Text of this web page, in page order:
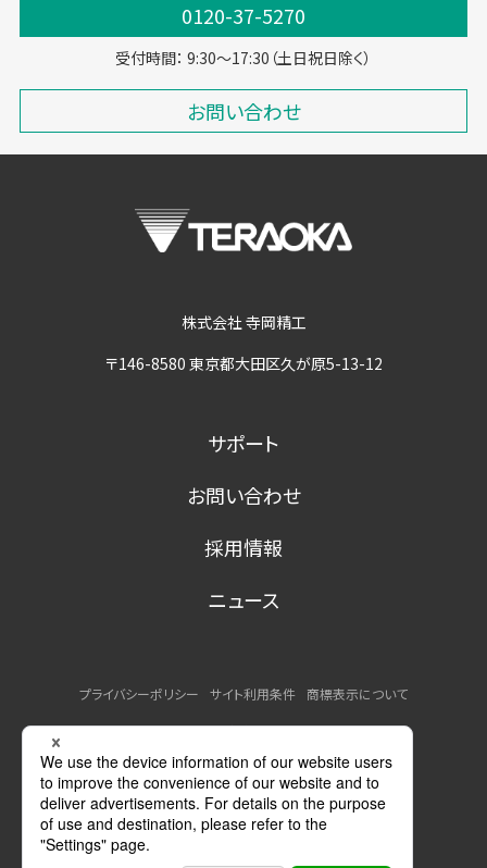
0120-37-5270
受付時間： 9:30～17:30（土日祝日除く）
お問い合わせ
株式会社 寺岡精工
〒146-8580 東京都大田区久が原5-13-12
サポート
お問い合わせ
採用情報
ニュース
プライバシーポリシー サイト利用条件
商標表示について
MSDSの提供について